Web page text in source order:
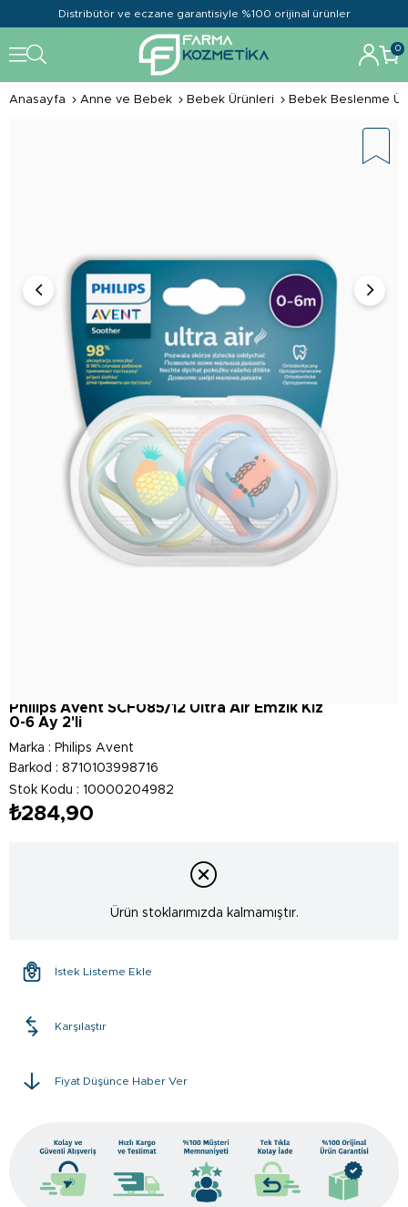
Distribütör ve eczane garantisiyle %100 orijinal ürünler
0
Anasayfa Anne ve Bebek Bebek Ürünleri Bebek Beslenme
Philips Avent SCF085/12 Ultra Air Emzik Kız
0-6 Ay 2'li
Marka : Philips Avent
Barkod : 8710103998716
Stok Kodu
10000204982
₺284,90
Ürün stoklarımızda kalmamıştır.
İstek Listeme Ekle
Karşılaştır
Fiyat Düşünce Haber Ver